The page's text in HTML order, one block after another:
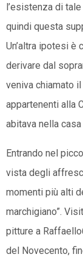
l’esistenza di
quindi questa
Un’altra ipotesi
derivare dal
veniva chiamato
appartenenti alla
abitava nella
Entrando nel
vista degli
momenti più alti
marchigiano”.
pitture a
del Novecento,